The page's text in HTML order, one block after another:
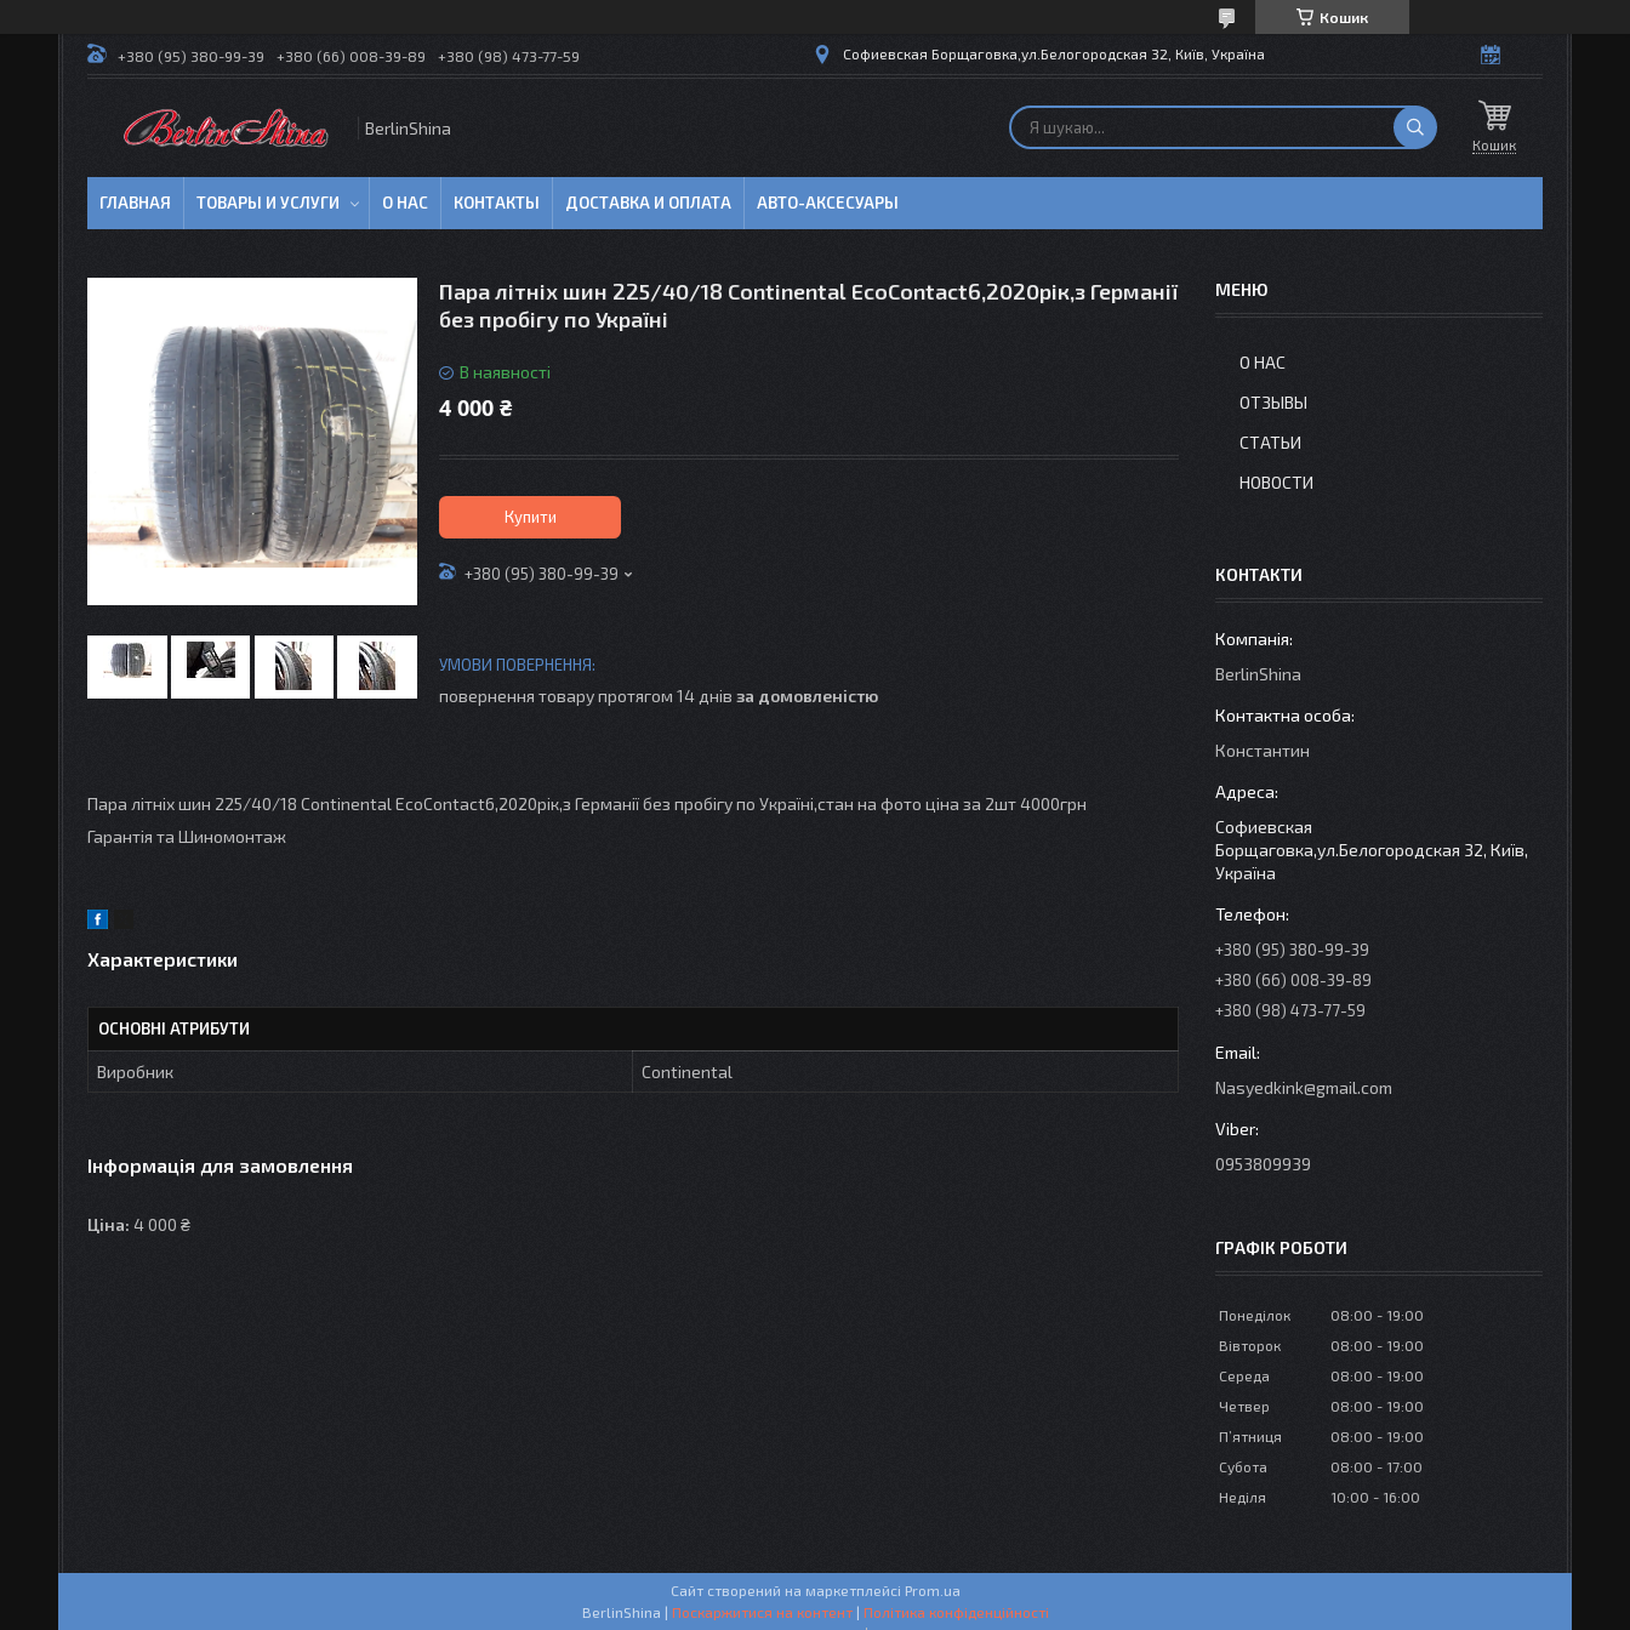
Кошик
+380 (95) 380-99-39 +380 (66) 008-39-89 +380 (98) 473-77-59 Софиевская Борщаговка,ул.Белогородская 32, Київ, Україна
BerlinShina
Кошик
ГЛАВНАЯ ТОВАРЫ И УСЛУГИ О НАС КОНТАКТЫ ДОСТАВКА И ОПЛАТА АВТО-АКСЕСУАРЫ
Пара літніх шин 225/40/18 Continental EcoContact6,2020рік,з Германії
без пробігу по Україні
В наявності
4 000 ₴
Купити
+380 (95) 380-99-39
повернення товару протягом 14 днів за домовленістю
Пара літніх шин 225/40/18 Continental EcoContact6,2020рік,з Германії без пробігу по Україні,стан на фото ціна за 2шт 4000грн
Гарантія та Шиномонтаж
Характеристики
ОСНОВНІ АТРИБУТИ
Виробник Continental
Інформація для замовлення
Ціна: 4 000 ₴
О НАС
ОТЗЫВЫ
СТАТЬИ
НОВОСТИ
КОНТАКТИ
BerlinShina
Константин
Софиевская
Борщаговка,ул.Белогородская 32, Київ,
Україна
+380 (95) 380-99-39
+380 (66) 008-39-89
+380 (98) 473-77-59
Nasyedkink@gmail.com
0953809939
ГРАФІК РОБОТИ
Понеділок 08:00
19:00
Вівторок
08:00
19:00
Середа
08:00
19:00
Четвер
08:00
19:00
Пʼятниця
08:00
19:00
Субота
08:00
17:00
Неділя
10:00 16:00
Сайт створений на маркетплейсі Prom.ua
BerlinShina | Поскаржитися на контент | Політика конфіденційності